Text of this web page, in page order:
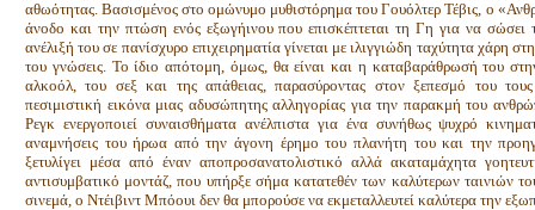
αθωότητας. Βασισμένος στο ομώνυμο μυθιστόρημα του Γουόλτερ Τέβις, ο
άνοδο και την πτώση ενός εξωγήινου που επισκέπτεται τη Γη για να
ανέλιξή του σε πανίσχυρο επιχειρηματία γίνεται με ιλιγγιώδη ταχύτητα χάρη
του γνώσεις. Το ίδιο απότομη, όμως, θα είναι και η καταβαράθρωσή του
αλκοόλ, του σεξ και της απάθειας, παρασύροντας στον ξεπεσμό του
πεσιμιστική εικόνα μιας αδυσώπητης αλληγορίας για την παρακμή του
Ρεγκ ενεργοποιεί συναισθήματα ανέλπιστα για ένα συνήθως ψυχρό
αναμνήσεις του ήρωα από την άγονη έρημο του πλανήτη του και την
ξετυλίγει μέσα από έναν αποπροσανατολιστικό αλλά ακαταμάχητα
αντισυμβατικό μοντάζ, που υπήρξε σήμα κατατεθέν των καλύτερων ταινιών
σινεμά, ο Ντέιβιντ Μπόουι δεν θα μπορούσε να εκμεταλλευτεί καλύτερα την